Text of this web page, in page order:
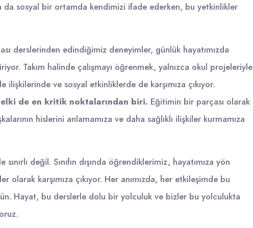
da sosyal bir ortamda kendimizi ifade ederken, bu yetkinlikler
derslerinden edindiğimiz deneyimler, günlük hayatımızda
Takım halinde çalışmayı öğrenmek, yalnızca okul projeleriyle
ilişkilerinde ve sosyal etkinliklerde de karşımıza çıkıyor.
de en kritik noktalarından biri. Eğitimin bir parçası olarak
hislerini anlamamıza ve daha sağlıklı ilişkiler kurmamıza
değil. Sınıfın dışında öğrendiklerimiz, hayatımıza yön
olarak karşımıza çıkıyor. Her anımızda, her etkileşimde bu
Hayat, bu derslerle dolu bir yolculuk ve bizler bu yolculukta